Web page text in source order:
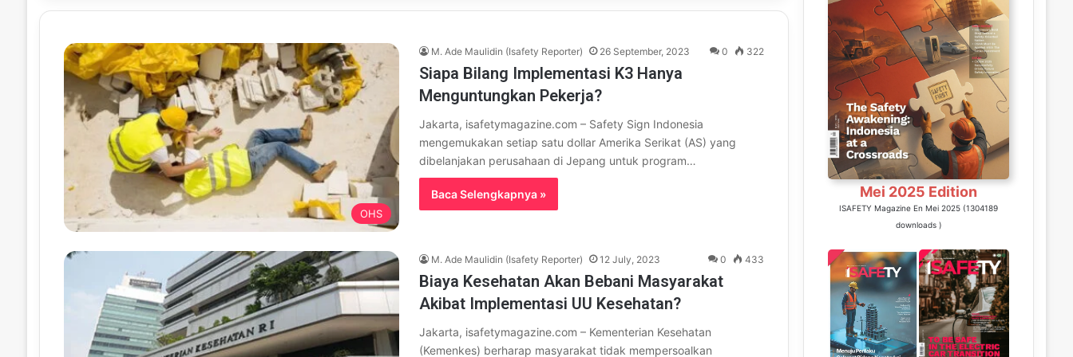
OHS
M. Ade Maulidin (Isafety Reporter) 26 September, 2023 0 322
Siapa Bilang Implementasi K3 Hanya
Menguntungkan Pekerja?
Jakarta, isafetymagazine.com – Safety Sign Indonesia
mengemukakan setiap satu dollar Amerika Serikat (AS) yang
dibelanjakan perusahaan di Jepang untuk program…
Baca Selengkapnya »
M. Ade Maulidin (Isafety Reporter) 12 July, 2023 0 433
Biaya Kesehatan Akan Bebani Masyarakat
Akibat Implementasi UU Kesehatan?
Jakarta, isafetymagazine.com – Kementerian Kesehatan
(Kemenkes) berharap masyarakat tidak mempersoalkan
Mei 2025 Edition
ISAFETY Magazine En Mei 2025 (1304189
downloads )